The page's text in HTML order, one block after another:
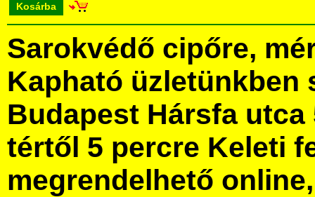
Kosárba
Sarokvédő cipőre,
Kapható üzletünkben
Budapest Hársfa utca
tértől 5 percre Keleti
megrendelhető